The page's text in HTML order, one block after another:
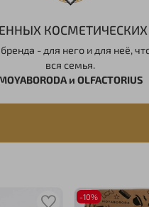
- для него и для неё,
вся семья.
и OLFACTORIUS
-10%